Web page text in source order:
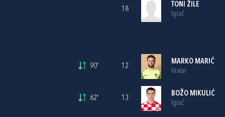
90'
62'
18
TONI ŽILE
Igrač
12
MARKO MARIĆ
Vratar
13
BOŽO MIKULIĆ
Igrač